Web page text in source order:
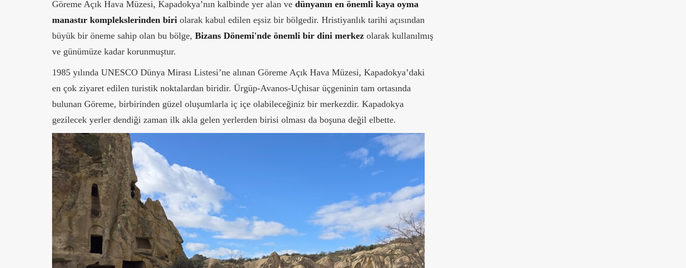
Göreme Açık Hava Müzesi, Kapadokya’nın kalbinde yer alan ve dünyanın en önemli kaya oyma
manastır komplekslerinden biri olarak kabul edilen eşsiz bir bölgedir. Hristiyanlık tarihi açısından
büyük bir öneme sahip olan bu bölge, Bizans Dönemi'nde önemli bir dini merkez olarak kullanılmış
ve günümüze kadar korunmuştur.
1985 yılında UNESCO Dünya Mirası Listesi’ne alınan Göreme Açık Hava Müzesi, Kapadokya’daki
en çok ziyaret edilen turistik noktalardan biridir. Ürgüp-Avanos-Uçhisar üçgeninin tam ortasında
bulunan Göreme, birbirinden güzel oluşumlarla iç içe olabileceğiniz bir merkezdir. Kapadokya
gezilecek yerler dendiği zaman ilk akla gelen yerlerden birisi olması da boşuna değil elbette.